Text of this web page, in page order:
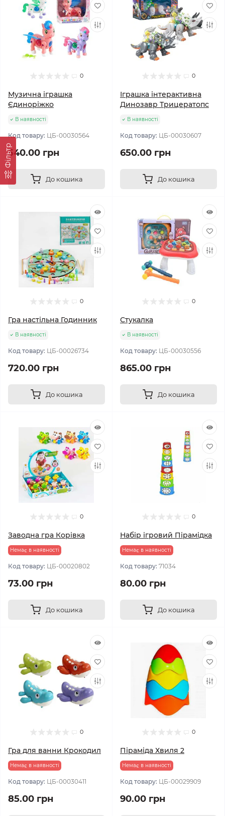
Фільтр
0
Музична іграшка
Єдиноріжко
В наявності
Код товару: ЦБ-00030564
540.00 грн
До кошика
0
Іграшка інтерактивна
Динозавр Трицератопс
В наявності
Код товару: ЦБ-00030607
650.00 грн
До кошика
0
Гра настільна Годинник
В наявності
Код товару: ЦБ-00026734
720.00 грн
До кошика
0
Стукалка
В наявності
Код товару: ЦБ-00030556
865.00 грн
До кошика
0
Заводна гра Корівка
Немає в наявності
Код товару: ЦБ-00020802
73.00 грн
До кошика
0
Набір ігровий Пірамідка
Немає в наявності
Код товару: 71034
80.00 грн
До кошика
0
Гра для ванни Крокодил
Немає в наявності
Код товару: ЦБ-00030411
85.00 грн
0
Піраміда Хвиля 2
Немає в наявності
Код товару: ЦБ-00029909
90.00 грн